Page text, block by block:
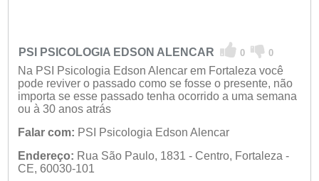
PSI PSICOLOGIA EDSON ALENCAR 0 0
Na PSI Psicologia Edson Alencar em Fortaleza você
pode reviver o passado como se fosse o presente, não
importa se esse passado tenha ocorrido a uma semana
ou à 30 anos atrás
Falar com: PSI Psicologia Edson Alencar
Endereço: Rua São Paulo, 1831 - Centro, Fortaleza -
CE, 60030-101